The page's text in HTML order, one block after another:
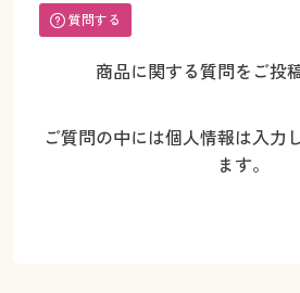
質問する
商品に関する質問をご投
ご質問の中には個人情報は入力
ます。